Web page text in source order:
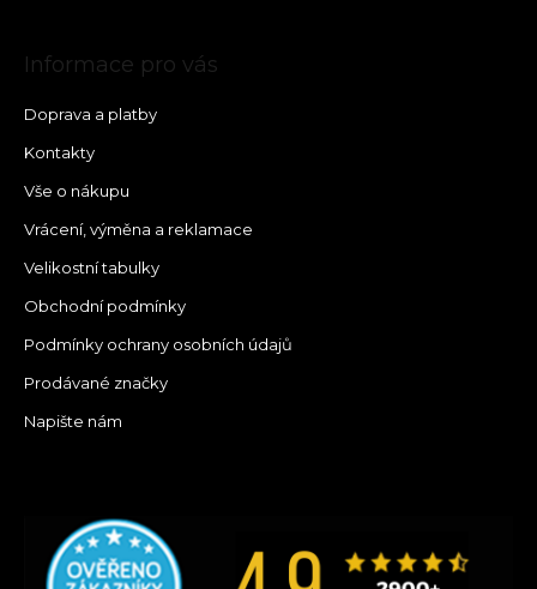
Informace pro vás
Doprava a platby
Kontakty
Vše o nákupu
Vrácení, výměna a reklamace
Velikostní tabulky
Obchodní podmínky
Podmínky ochrany osobních údajů
Prodávané značky
Napište nám